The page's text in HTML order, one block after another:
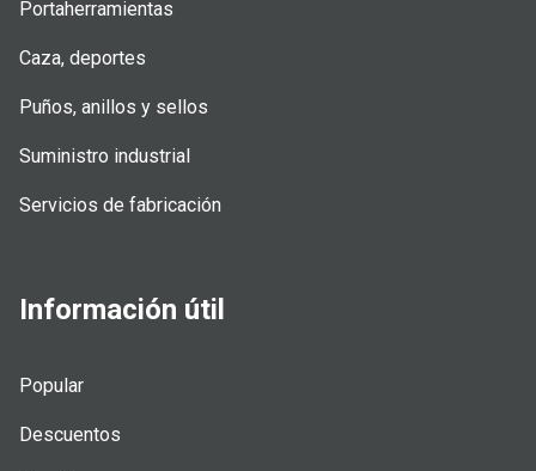
Portaherramientas
Caza, deportes
Puños, anillos y sellos
Suministro industrial
Servicios de fabricación
Información útil
Popular
Descuentos